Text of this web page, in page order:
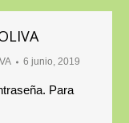
6 junio, 2019
Para